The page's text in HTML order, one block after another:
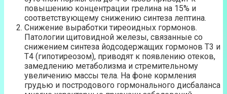
повышению концентрации грелина на 15% и
соответствующему снижению синтеза лептина.
Снижение выработки тиреоидных гормонов.
Патологии щитовидной железы, связанные со
снижением синтеза йодсодержащих гормонов Т3 и
Т4 (гипотиреозом), приводят к появлению отеков,
замедлению метаболизма и стремительному
увеличению массы тела. На фоне кормления
грудью и постродового гормонального дисбаланса